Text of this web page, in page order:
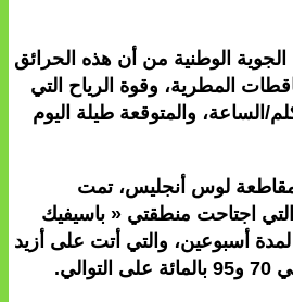
الوطنية من أن هذه الحرائق
المطرية، وقوة الرياح التي
سرعتها إلى 110 كلم/الساعة، والمتوقعة طيلة اليوم
لوس أنجليس، تمت
اجتاحت منطقتي « باسيفيك
أسبوعين، والتي أتت على أزيد